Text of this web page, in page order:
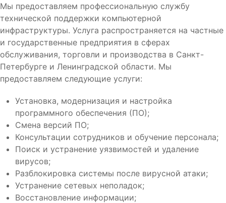
Мы предоставляем профессиональную службу
технической поддержки компьютерной
инфраструктуры. Услуга распространяется на частные
и государственные предприятия в сферах
обслуживания, торговли и производства в Санкт-
Петербурге и Ленинградской области. Мы
предоставляем следующие услуги:
Установка, модернизация и настройка
программного обеспечения (ПО);
Смена версий ПО;
Консультации сотрудников и обучение персонала;
Поиск и устранение уязвимостей и удаление
вирусов;
Разблокировка системы после вирусной атаки;
Устранение сетевых неполадок;
Восстановление информации;